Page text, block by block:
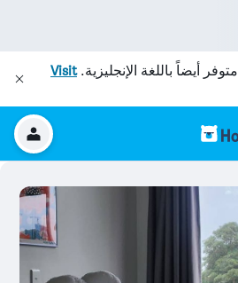
متوفر أيضاً باللغة الإنجليزية.Visit